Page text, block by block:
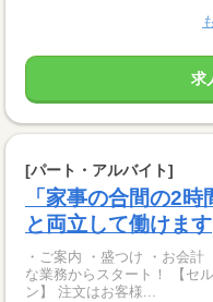
求
[パート・アルバイト]
「家事の合間の2
と両立して働けます
・ご案内 ・盛つけ ・お会
な業務からスタート！ 【セルフオーダー導入なので接客がカンタ
ン】 注文はお客様...